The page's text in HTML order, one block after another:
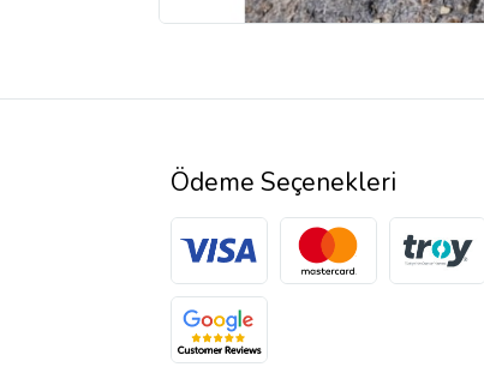
Ödeme Seçenekleri